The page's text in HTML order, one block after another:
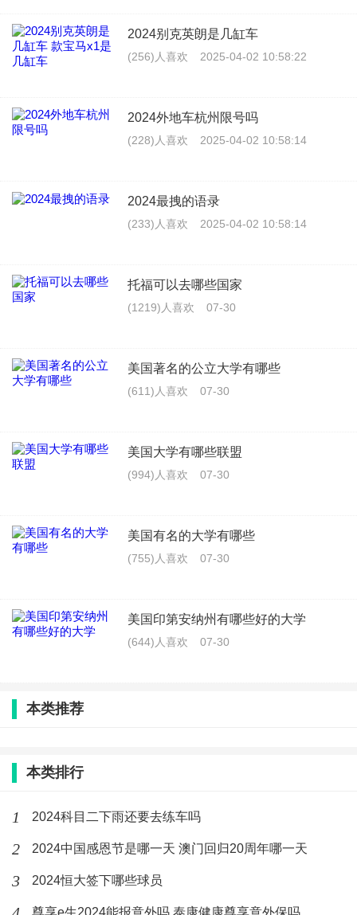
2024别克英朗是几缸车
(256)人喜欢 2025-04-02 10:58:22
2024外地车杭州限号吗
(228)人喜欢 2025-04-02 10:58:14
2024最拽的语录
(233)人喜欢 2025-04-02 10:58:14
托福可以去哪些国家
(1219)人喜欢 07-30
美国著名的公立大学有哪些
(611)人喜欢 07-30
美国大学有哪些联盟
(994)人喜欢 07-30
美国有名的大学有哪些
(755)人喜欢 07-30
美国印第安纳州有哪些好的大学
(644)人喜欢 07-30
本类推荐
本类排行
1 2024科目二下雨还要去练车吗
2 2024中国感恩节是哪一天 澳门回归20周年哪一天
3 2024恒大签下哪些球员
尊享e生2024能报意外吗 泰康健康尊享意外保吗